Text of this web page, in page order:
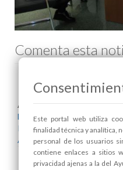
Comenta esta
Areas relacionadas:
Bienestar Social
Igualdad
Alcaldía
Este portal web utiliza
finalidad técnica y analítica,
personal de los usuarios
contiene enlaces a sitios
privacidad ajenas a la del